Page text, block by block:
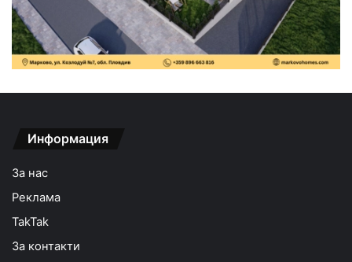
Информация
За нас
Реклама
TakTak
За контакти